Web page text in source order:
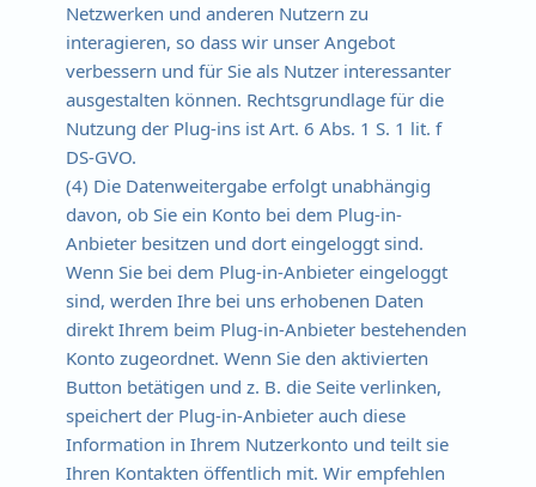
Netzwerken und anderen Nutzern zu
interagieren, so dass wir unser Angebot
verbessern und für Sie als Nutzer interessanter
ausgestalten können. Rechtsgrundlage für die
Nutzung der Plug-ins ist Art. 6 Abs. 1 S. 1 lit. f
DS-GVO.
(4) Die Datenweitergabe erfolgt unabhängig
davon, ob Sie ein Konto bei dem Plug-in-
Anbieter besitzen und dort eingeloggt sind.
Wenn Sie bei dem Plug-in-Anbieter eingeloggt
sind, werden Ihre bei uns erhobenen Daten
direkt Ihrem beim Plug-in-Anbieter bestehenden
Konto zugeordnet. Wenn Sie den aktivierten
Button betätigen und z. B. die Seite verlinken,
speichert der Plug-in-Anbieter auch diese
Information in Ihrem Nutzerkonto und teilt sie
Ihren Kontakten öffentlich mit. Wir empfehlen